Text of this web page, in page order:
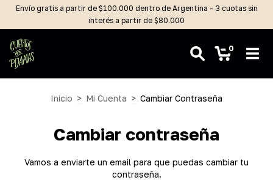
Envío gratis a partir de $100.000 dentro de Argentina - 3 cuotas sin
interés a partir de $80.000
0
Inicio > Mi Cuenta > Cambiar Contraseña
Cambiar contraseña
Vamos a enviarte un email para que puedas cambiar tu
contraseña.